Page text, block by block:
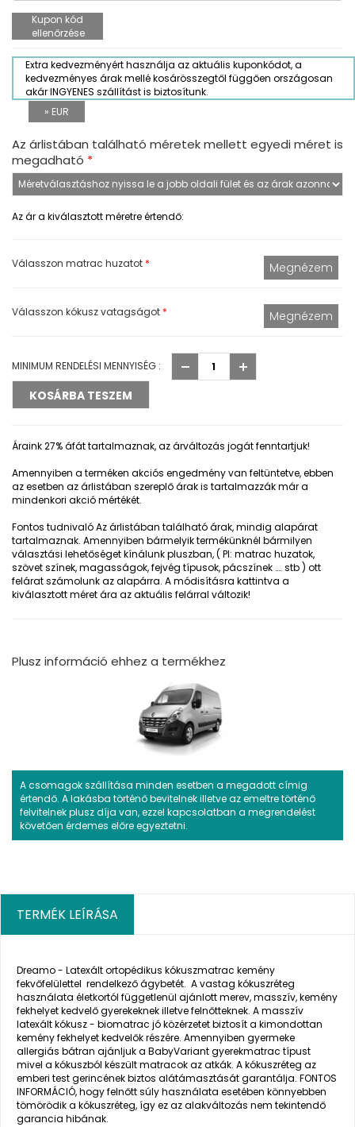
Kupon kód
ellenőrzése
Extra kedvezményért használja az aktuális kuponkódot, a
kedvezményes árak mellé kosárösszegtől függően országosan
akár INGYENES szállítást is biztosítunk.
» EUR
Az árlistában található méretek mellett egyedi méret is
megadható *
Az ár a kiválasztott méretre értendő:
Válasszon matrac huzatot *
Válasszon kókusz vatagságot *
MINIMUM RENDELÉSI MENNYISÉG :
Áraink 27% áfát tartalmaznak, az árváltozás jogát fenntartjuk!
Amennyiben a terméken akciós engedmény van feltüntetve, ebben
az esetben az árlistában szereplő árak is tartalmazzák már a
mindenkori akció mértékét.
Fontos tudnivalóAz árlistában található árak, mindig alapárat
tartalmaznak. Amennyiben bármelyik termékünknél bármilyen
választási lehetőséget kínálunk pluszban, ( Pl: matrac huzatok,
szövet színek, magasságok, fejvég típusok, pácszínek …. stb ) ott
felárat számolunk az alapárra. A módisításra kattintva a
kiválasztott méret ára az aktuális felárral változik!
Plusz információ ehhez a termékhez
A csomagok szállítása minden esetben a megadott címig
értendő. A lakásba történő bevitelnek illetve az emeltre történő
felvitelnek plusz díja van, ezzel kapcsolatban a megrendelést
követően érdemes előre egyeztetni.
TERMÉK LEÍRÁSA
Dreamo - Latexált ortopédikus kókuszmatrac kemény
fekvőfelülettel rendelkező ágybetét. A vastag kókuszréteg
használata életkortól függetlenül ajánlott merev, masszív, kemény
fekhelyet kedvelő gyerekeknek illetve felnőtteknek. A masszív
latexált kókusz - biomatrac jó közérzetet biztosít a kimondottan
kemény fekhelyet kedvelők részére. Amennyiben gyermeke
allergiás bátran ajánljuk a BabyVariant gyerekmatrac típust
mivel a kókuszból készült matracok az atkák. A kókuszréteg az
emberi test gerincének biztos alátámasztását garantálja. FONTOS
INFORMÁCIÓ, hogy felnőtt súly használata esetében könnyebben
tömörödik a kókuszréteg, így ez az alakváltozás nem tekintendő
garancia hibának.